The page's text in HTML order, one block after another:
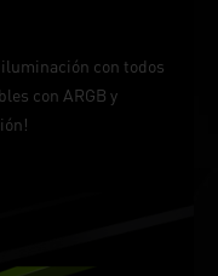
con todos
con ARGB y